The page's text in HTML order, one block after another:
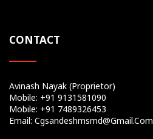
CONTACT
Avinash Nayak (Proprietor)
Mobile: +91 9131581090
Mobile: +91 7489326453
Email: Cgsandeshmsmd@gmail.com